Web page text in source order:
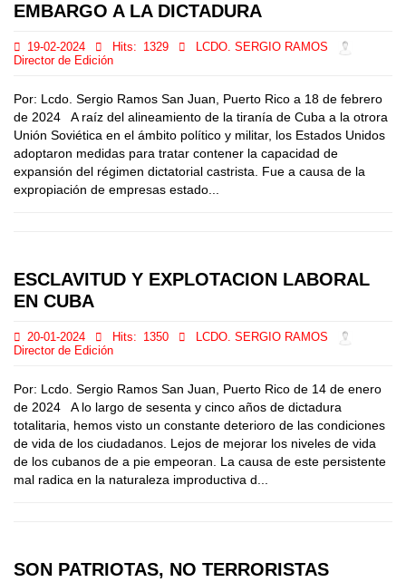
EMBARGO A LA DICTADURA
19-02-2024 Hits: 1329
LCDO. SERGIO RAMOS
Director de Edición
Por: Lcdo. Sergio Ramos San Juan, Puerto Rico a 18 de febrero
de 2024 A raíz del alineamiento de la tiranía de Cuba a la otrora
Unión Soviética en el ámbito político y militar, los Estados Unidos
adoptaron medidas para tratar contener la capacidad de
expansión del régimen dictatorial castrista. Fue a causa de la
expropiación de empresas estado...
ESCLAVITUD Y EXPLOTACION LABORAL
EN CUBA
20-01-2024 Hits: 1350
LCDO. SERGIO RAMOS
Director de Edición
Por: Lcdo. Sergio Ramos San Juan, Puerto Rico de 14 de enero
de 2024 A lo largo de sesenta y cinco años de dictadura
totalitaria, hemos visto un constante deterioro de las condiciones
de vida de los ciudadanos. Lejos de mejorar los niveles de vida
de los cubanos de a pie empeoran. La causa de este persistente
mal radica en la naturaleza improductiva d...
SON PATRIOTAS, NO TERRORISTAS